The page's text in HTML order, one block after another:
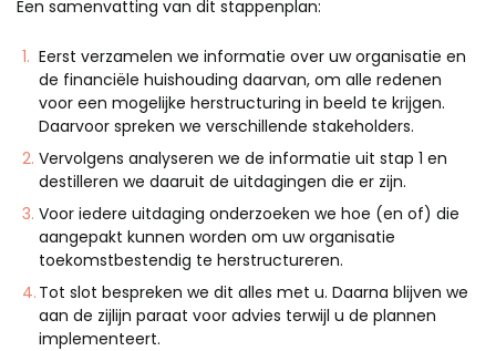
Een samenvatting van dit stappenplan:
Eerst verzamelen we informatie over uw organisatie en
de financiële huishouding daarvan, om alle redenen
voor een mogelijke herstructuring in beeld te krijgen.
Daarvoor spreken we verschillende stakeholders.
Vervolgens analyseren we de informatie uit stap 1 en
destilleren we daaruit de uitdagingen die er zijn.
Voor iedere uitdaging onderzoeken we hoe (en of) die
aangepakt kunnen worden om uw organisatie
toekomstbestendig te herstructureren.
Tot slot bespreken we dit alles met u. Daarna blijven we
aan de zijlijn paraat voor advies terwijl u de plannen
implementeert.